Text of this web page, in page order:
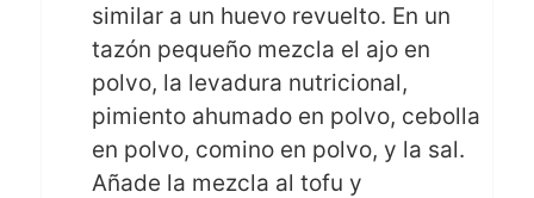
similar a un huevo revuelto. En un
tazón pequeño mezcla el ajo en
polvo, la levadura nutricional,
pimiento ahumado en polvo, cebolla
en polvo, comino en polvo, y la sal.
Añade la mezcla al tofu y